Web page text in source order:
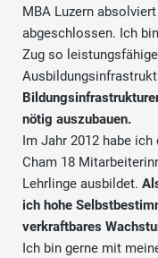
MBA Luzern
abgeschlossen. Ich
Zug so
nötig auszubauen.
Im Jahr 2012 habe
Cham 18
Lehrlinge ausbildet.
ich hohe
verkraftbares
Ich bin gerne mit